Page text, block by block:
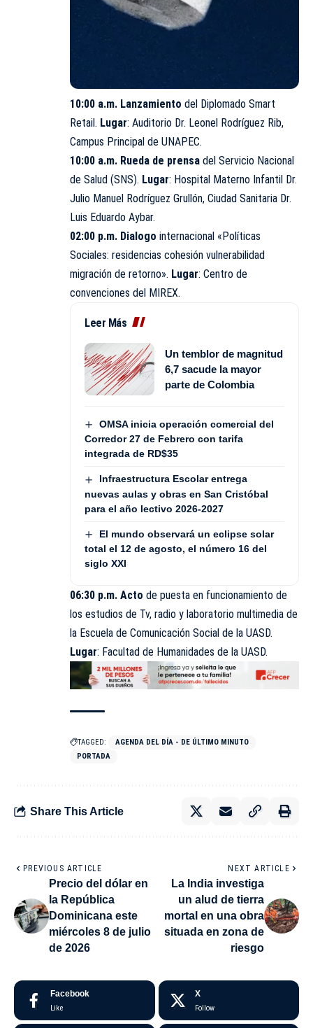
10:00 a.m. Lanzamiento del Diplomado Smart
Retail. Lugar: Auditorio Dr. Leonel Rodríguez Rib,
Campus Principal de UNAPEC.
10:00 a.m. Rueda de prensa del Servicio Nacional
de Salud (SNS). Lugar: Hospital Materno Infantil Dr.
Julio Manuel Rodríguez Grullón, Ciudad Sanitaria Dr.
Luis Eduardo Aybar.
02:00 p.m. Dialogo internacional «Políticas
Sociales: residencias cohesión vulnerabilidad
migración de retorno». Lugar: Centro de
convenciones del MIREX.
Leer Más
Un temblor de magnitud
6,7 sacude la mayor
parte de Colombia
OMSA inicia operación comercial del
Corredor 27 de Febrero con tarifa
integrada de RD$35
Infraestructura Escolar entrega
nuevas aulas y obras en San Cristóbal
para el año lectivo 2026-2027
El mundo observará un eclipse solar
total el 12 de agosto, el número 16 del
siglo XXI
06:30 p.m. Acto de puesta en funcionamiento de
los estudios de Tv, radio y laboratorio multimedia de
la Escuela de Comunicación Social de la UASD.
Lugar: Facultad de Humanidades de la UASD.
TAGGED:
AGENDA DEL DÍA - DE ÚLTIMO MINUTO
PORTADA
Share This Article
PREVIOUS ARTICLE
Precio del dólar en
la República
Dominicana este
miércoles 8 de julio
de 2026
NEXT ARTICLE
La India investiga
un alud de tierra
mortal en una obra
situada en zona de
riesgo
Facebook
Like
X
Follow